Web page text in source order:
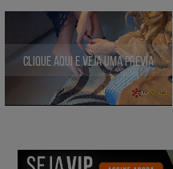
Clique aqui e veja uma prévia